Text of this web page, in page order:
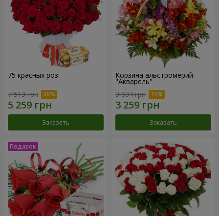
75 красных роз
7 513 грн
Заказать
Корзина альстромерий
"Акварель"
3 834 грн
Заказать